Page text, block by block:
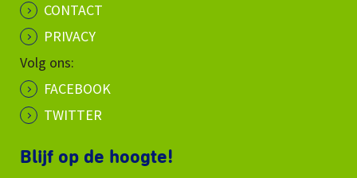
CONTACT
PRIVACY
Volg ons:
FACEBOOK
TWITTER
Blijf op de hoogte!